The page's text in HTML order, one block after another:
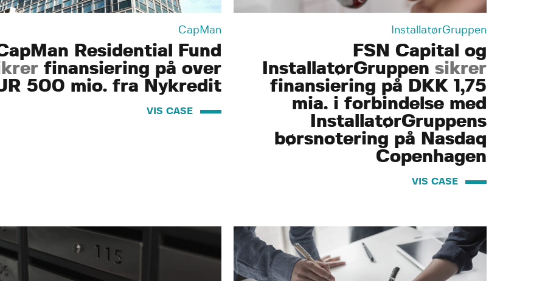
CapMan
Residential Fund
finansiering på over
500 mio. fra Nykredit
VIS CASE
InstallatørGruppen
FSN Capital og
InstallatørGruppen sikrer
finansiering på DKK 1,75
mia. i forbindelse med
InstallatørGruppens
børsnotering på Nasdaq
Copenhagen
VIS CASE